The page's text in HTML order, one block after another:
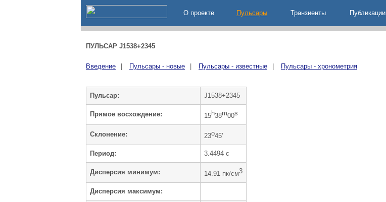
О проекте Пульсары Транзиенты Публикации
ПУЛЬСАР J1538+2345
Введение Пульсары - новые Пульсары - известные Пульсары - хронометрия
Пульсар: J1538+2345
Прямое восхождение: 15h38m00s
Cклонение: 23o45'
Период: 3.4494 c
Дисперсия минимум: 14.91 пк/см3
Дисперсия максимум: